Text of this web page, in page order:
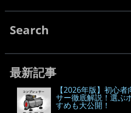
Search
最新記事
【2026年版】初心
サー徹底解説！選ぶ
すめも大公開！